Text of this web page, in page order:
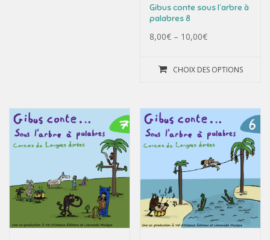
Gibus conte sous l’arbre à
palabres 8
8,00€ – 10,00€
CHOIX DES OPTIONS